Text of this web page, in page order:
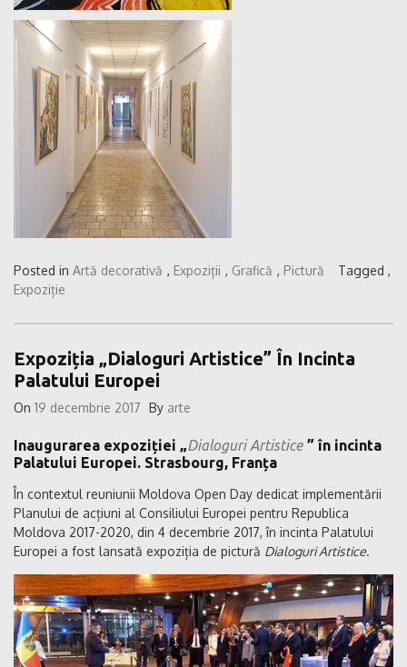
Posted in Artă decorativă , Expoziții , Grafică , Pictură
Tagged ,
Expoziție
Expoziția „Dialoguri Artistice” În Incinta
Palatului Europei
On 19 decembrie 2017 By arte
Inaugurarea expoziției „Dialoguri Artistice ” în incinta
Palatului Europei. Strasbourg, Franța
În contextul reuniunii Moldova Open Day dedicat implementării
Planului de acțiuni al Consiliului Europei pentru Republica
Moldova 2017-2020, din 4 decembrie 2017, în incinta Palatului
Europei a fost lansată expoziția de pictură Dialoguri Artistice.